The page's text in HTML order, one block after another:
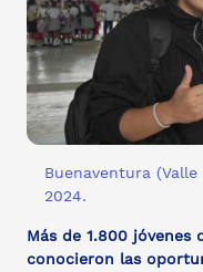
Buenaventura
2024.
Más de 1.800 jóvenes
conocieron las